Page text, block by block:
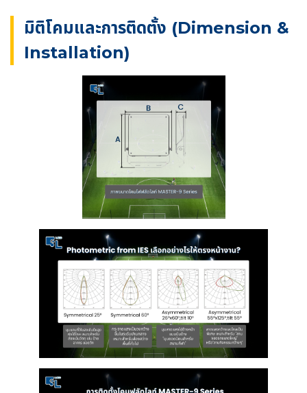
มิติโคมและการติดตั้ง (Dimension &
Installation)